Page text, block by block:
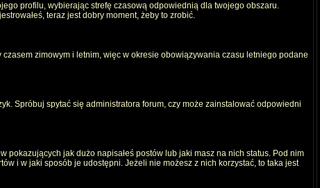
profilu, wybierając strefę czasową odpowiednią dla twojego obszaru.
teraz jest dobry moment, żeby to zrobić.
zimowym i letnim, więc w okresie obowiązywania czasu letniego podane
Spróbuj spytać się administratora forum, czy może zainstalować odpowiedni
jak dużo napisałeś postów lub jaki masz na nich status. Pod nim
i w jaki sposób je udostępni. Jeżeli nie możesz z nich korzystać, to taka jest